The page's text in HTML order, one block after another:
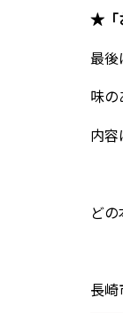
★「
最後
味の
内容
ど
長崎